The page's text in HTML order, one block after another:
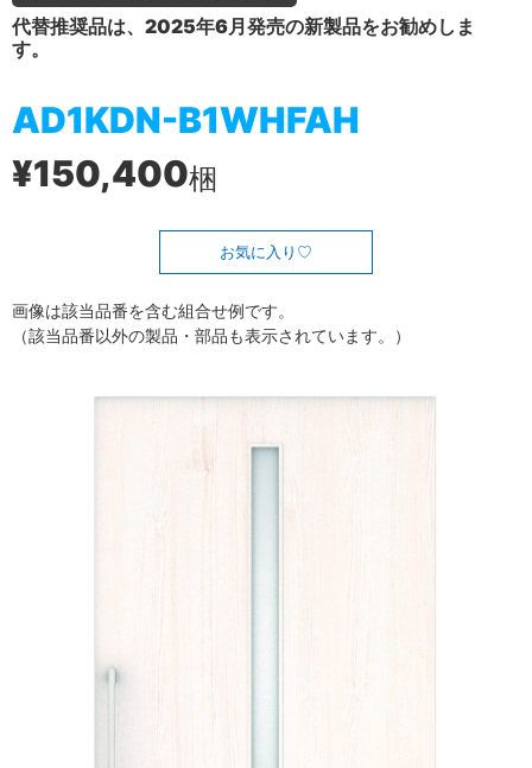
代替推奨品は、2025年6月発売の新製品をお勧めしま
す。
AD1KDN-B1WHFAH
¥150,400梱
お気に入り
画像は該当品番を含む組合せ例です。
（該当品番以外の製品・部品も表示されています。）